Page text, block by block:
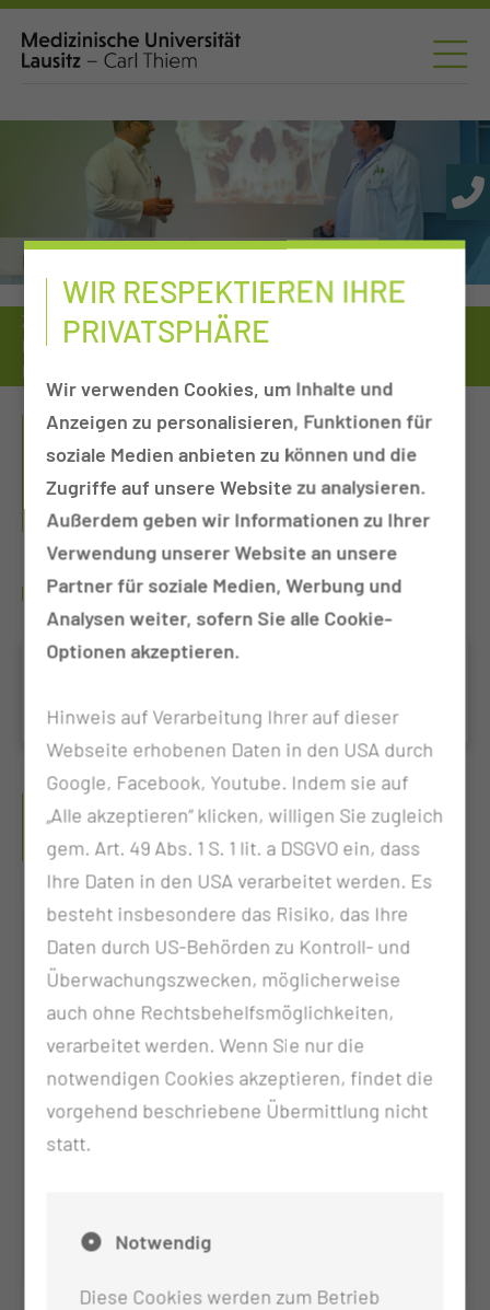
Interdisziplinäres Schädelbasiszentrum
Zuweiser
Tumorkonferenzen
Interdisziplinäres Schädelbasiszentrum
Neurovaskuläre Chirurgie
ARBEITSGRUPPE:
NEUROVASKULÄRE
CHIRURGIE
WO FINDE ICH WEITERE INFORMATIONEN?
Fluoreszenzgestützte
LEITER ARBEITSGRUPPE
NEUROVASKULÄRE CHIRURGIE
Neurochirurgie
WIR RESPEKTIEREN IHRE
PRIVATSPHÄRE
Wir verwenden Cookies, um Inhalte und
Anzeigen zu personalisieren, Funktionen für
soziale Medien anbieten zu können und die
Zugriffe auf unsere Website zu analysieren.
Außerdem geben wir Informationen zu Ihrer
Verwendung unserer Website an unsere
Partner für soziale Medien, Werbung und
Analysen weiter, sofern Sie alle Cookie-
Optionen akzeptieren.
Hinweis auf Verarbeitung Ihrer auf dieser
Webseite erhobenen Daten in den USA durch
Google, Facebook, Youtube. Indem sie auf
„Alle akzeptieren“ klicken, willigen Sie zugleich
gem. Art. 49 Abs. 1 S. 1 lit. a DSGVO ein, dass
Ihre Daten in den USA verarbeitet werden. Es
besteht insbesondere das Risiko, das Ihre
Daten durch US-Behörden zu Kontroll- und
Überwachungszwecken, möglicherweise
auch ohne Rechtsbehelfsmöglichkeiten,
verarbeitet werden. Wenn Sie nur die
notwendigen Cookies akzeptieren, findet die
vorgehend beschriebene Übermittlung nicht
statt.
Notwendig
Diese Cookies werden zum Betrieb